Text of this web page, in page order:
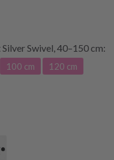
Swivel, 40–150 cm:
100 cm
120 cm